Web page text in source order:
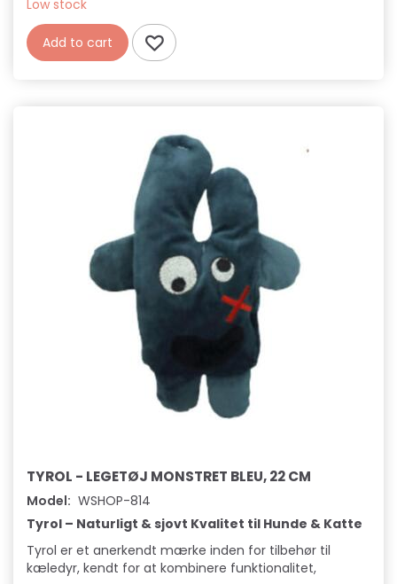
Low stock
Add to cart
TYROL - LEGETØJ MONSTRET BLEU, 22 CM
Model: WSHOP-814
Tyrol – Naturligt & sjovt Kvalitet til Hunde & Katte
Tyrol er et anerkendt mærke inden for tilbehør til
kæledyr, kendt for at kombinere funktionalitet,